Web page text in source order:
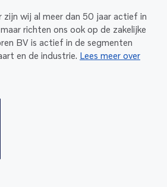
zijn wij al meer dan 50 jaar actief in
richten ons ook op de zakelijke
BV is actief in de segmenten
en de industrie. Lees meer over